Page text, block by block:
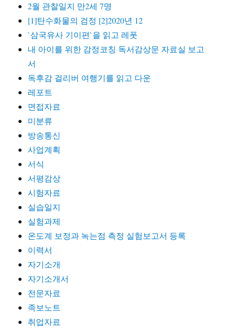
2월 관찰일지 만2세 7명
[1]탄수화물의 검정 [2]2020년 12
`삼국유사 기이편`을 읽고 레폿
내 아이를 위한 감정코칭 독서감상문 자료실 보고
서
독후감 걸리버 여행기를 읽고 다운
레포트
면접자료
미분류
방송통신
사업계획
서식
서평감상
시험자료
실습일지
실험과제
온도계 보정과 녹는점 측정 실험보고서 등록
이력서
자기소개
자기소개서
전문자료
족보노트
취업자료